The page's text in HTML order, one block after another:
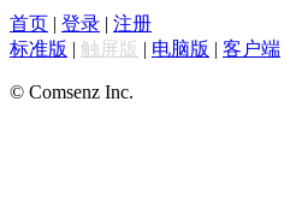
首页 | 登录 | 注册
标准版 | 触屏版 | 电脑版 | 客户端
© Comsenz Inc.